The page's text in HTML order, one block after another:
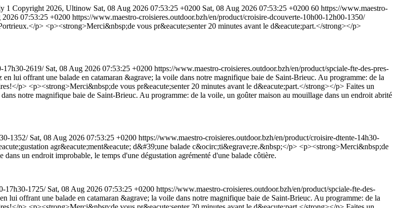
1 Copyright 2026, Ultinow Sat, 08 Aug 2026 07:53:25 +0200 Sat, 08 Aug 2026 07:53:25 +0200 60 https://www.maestro-
2026 07:53:25 +0200 https://www.maestro-croisieres.outdoor.bzh/en/product/croisire-dcouverte-10h00-12h00-1350/
p> <p><strong>Merci&nbsp;de vous pr&eacute;senter 20 minutes avant le d&eacute;part.</strong></p>
17h30-2619/ Sat, 08 Aug 2026 07:53:25 +0200 https://www.maestro-croisieres.outdoor.bzh/en/product/spciale-fte-des-pres-
lui offrant une balade en catamaran &agrave; la voile dans notre magnifique baie de Saint-Brieuc. Au programme: de la
p> <p><strong>Merci&nbsp;de vous pr&eacute;senter 20 minutes avant le d&eacute;part.</strong></p> Faites un
notre magnifique baie de Saint-Brieuc. Au programme: de la voile, un goûter maison au mouillage dans un endroit abrité
1352/ Sat, 08 Aug 2026 07:53:25 +0200 https://www.maestro-croisieres.outdoor.bzh/en/product/croisire-dtente-14h30-
agr&eacute;ment&eacute; d&#39;une balade c&ocirc;ti&egrave;re.&nbsp;</p> <p><strong>Merci&nbsp;de
dans un endroit improbable, le temps d'une dégustation agrémenté d'une balade côtière.
17h30-1725/ Sat, 08 Aug 2026 07:53:25 +0200 https://www.maestro-croisieres.outdoor.bzh/en/product/spciale-fte-des-
lui offrant une balade en catamaran &agrave; la voile dans notre magnifique baie de Saint-Brieuc. Au programme: de la